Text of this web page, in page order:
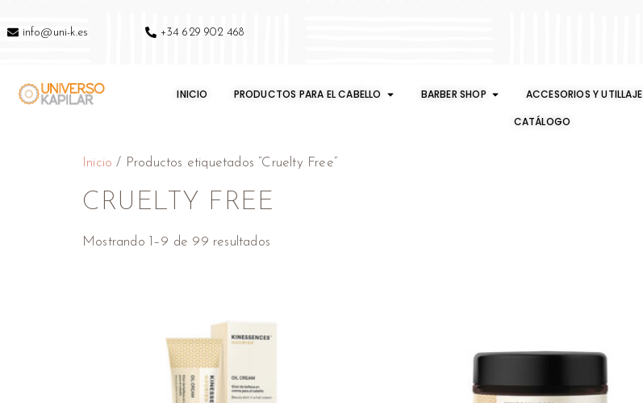
info@uni-k.es +34 629 902 468
INICIO PRODUCTOS PARA EL CABELLO BARBER SHOP ACCESORIOS Y UTILLAJE
CATÁLOGO
Inicio / Productos etiquetados “Cruelty Free”
CRUELTY FREE
Mostrando 1–9 de 99 resultados